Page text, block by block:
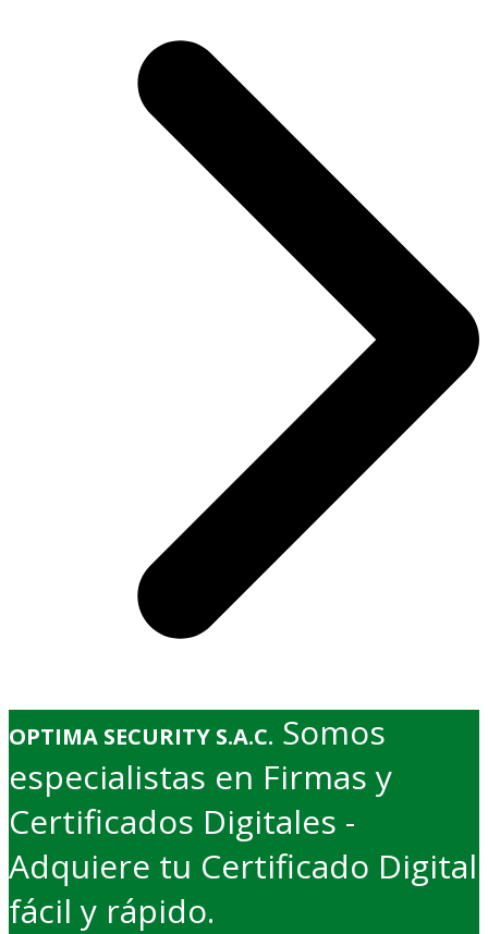
OPTIMA SECURITY S.A.C. Somos
especialistas en Firmas y
Certificados Digitales -
Adquiere tu Certificado Digital
fácil y rápido.